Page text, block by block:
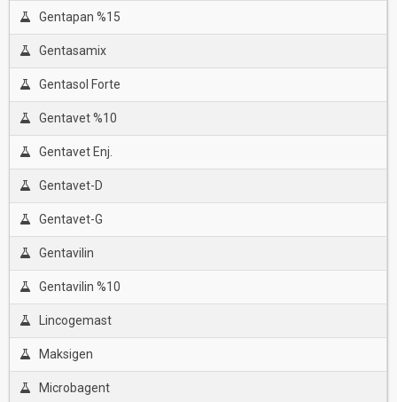
Gentapan %15
Gentasamix
Gentasol Forte
Gentavet %10
Gentavet Enj.
Gentavet-D
Gentavet-G
Gentavilin
Gentavilin %10
Lincogemast
Maksigen
Microbagent